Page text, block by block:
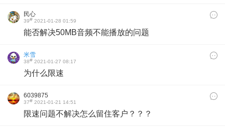
民心
39# 2021-01-28 01:59
能否解决50MB音频不能播放的问题
米雪
38# 2021-01-27 08:17
为什么限速
6039875
37# 2021-01-21 14:51
限速问题不解决怎么留住客户？？？